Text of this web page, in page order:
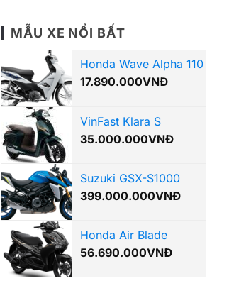
MẪU XE NỔI BẤT
Honda Wave Alpha 110
17.890.000VNĐ
VinFast Klara S
35.000.000VNĐ
Suzuki GSX-S1000
399.000.000VNĐ
Honda Air Blade
56.690.000VNĐ